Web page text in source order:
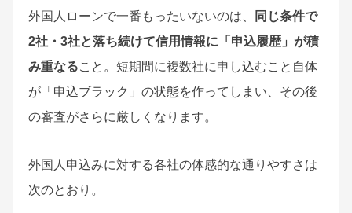
外国人ローンで一番もったいないのは、
同じ条件で
2社・3社と落ち続けて信用情報に「申込履歴」が積
み重なること。短期間に複数社に申し込むこと自体
が「申込ブラック」の状態を作ってしまい、その後
の審査がさらに厳しくなります。
外国人申込みに対する各社の体感的な通りやすさは
次のとおり。